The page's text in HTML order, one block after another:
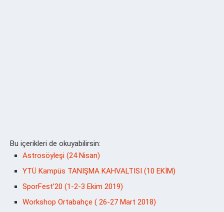
Bu içerikleri de okuyabilirsin:
Astrosöyleşi (24 Nisan)
YTÜ Kampüs TANIŞMA KAHVALTISI (10 EKİM)
SporFest’20 (1-2-3 Ekim 2019)
Workshop Ortabahçe ( 26-27 Mart 2018)